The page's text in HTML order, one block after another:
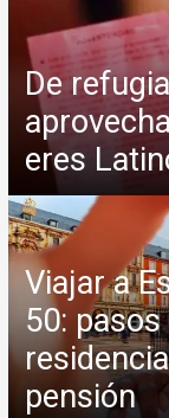
De
eres
Viajar a
50:
pensión